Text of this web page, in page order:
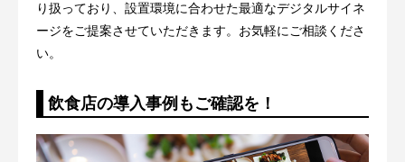
り扱っており、設置環境に合わせた最適なデジタルサイネ
ージをご提案させていただきます。お気軽にご相談くださ
い。
飲食店の導入事例もご確認を！